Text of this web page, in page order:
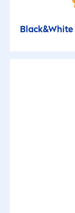
Black&White